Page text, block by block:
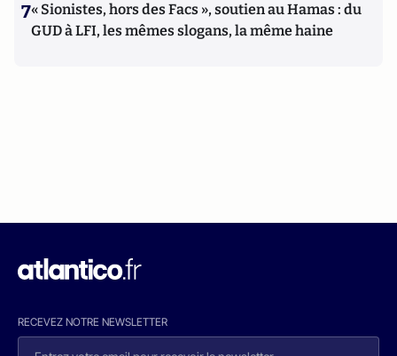
7« Sionistes, hors des Facs », soutien au Hamas : du
GUD à LFI, les mêmes slogans, la même haine
RECEVEZ NOTRE NEWSLETTER